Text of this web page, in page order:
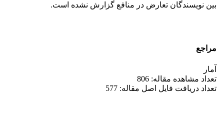
بین نویسندگان تعارض در منافع گزارش نشده است.
مراجع
آمار
تعداد مشاهده مقاله: 806
تعداد دریافت فایل اصل مقاله: 577